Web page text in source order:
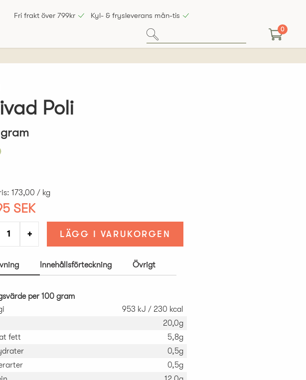
Fri frakt över 799kr Kyl- & frysleverans mån-tis
0
Poli
: 173,00 / kg
SEK
+ LÄGG I VARUKORGEN
Innehållsförteckning Övrigt
per 100 gram
953 kJ / 230 kcal
20,0g
fett
5,8g
0,5g
0,5g